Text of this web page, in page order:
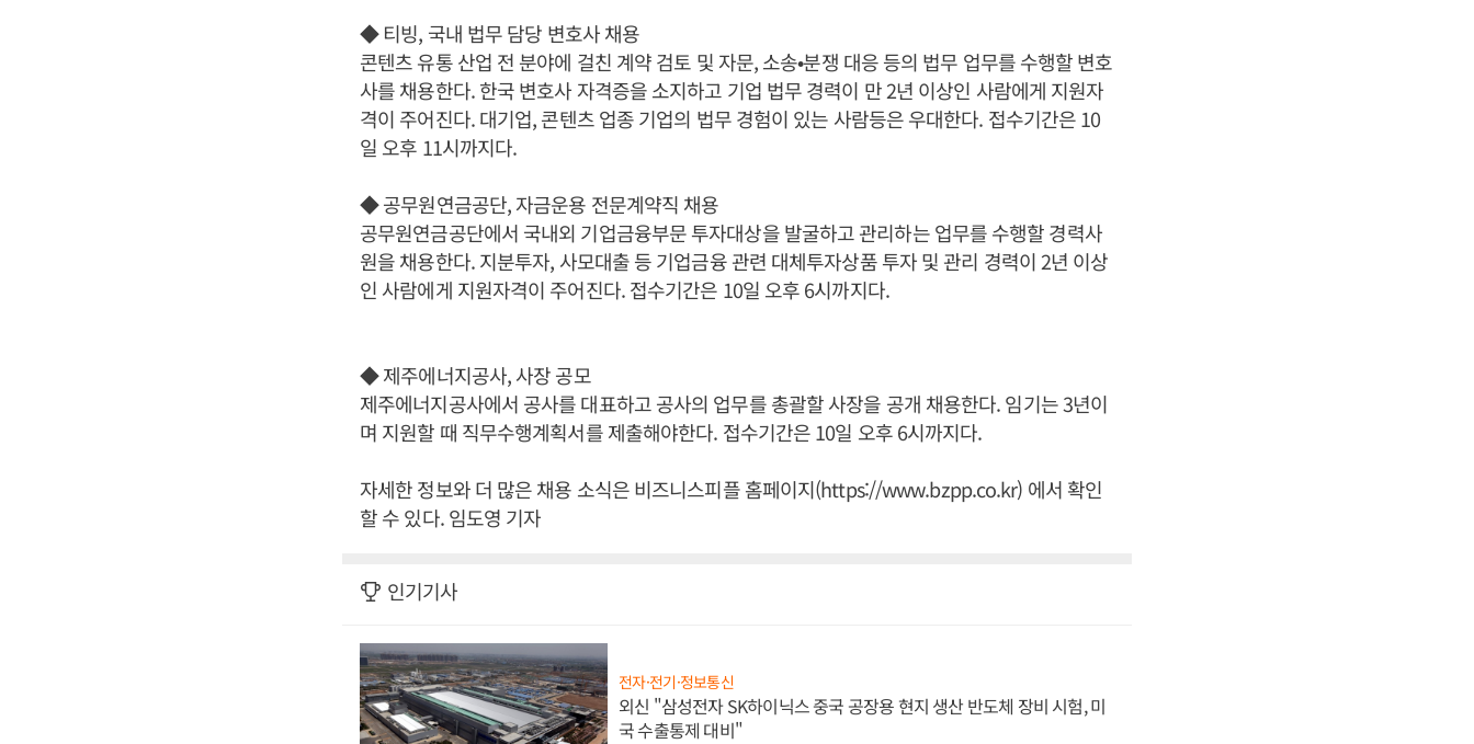
◆ 티빙, 국내 법무 담당 변호사 채용
콘텐츠 유통 산업 전 분야에 걸친 계약 검토 및 자문, 소송•분쟁 대응 등의 법무 업무를 수행할 변호
사를 채용한다. 한국 변호사 자격증을 소지하고 기업 법무 경력이 만 2년 이상인 사람에게 지원자
격이 주어진다. 대기업, 콘텐츠 업종 기업의 법무 경험이 있는 사람등은 우대한다. 접수기간은 10
일 오후 11시까지다.
◆ 공무원연금공단, 자금운용 전문계약직 채용
공무원연금공단에서 국내외 기업금융부문 투자대상을 발굴하고 관리하는 업무를 수행할 경력사
원을 채용한다. 지분투자, 사모대출 등 기업금융 관련 대체투자상품 투자 및 관리 경력이 2년 이상
인 사람에게 지원자격이 주어진다. 접수기간은 10일 오후 6시까지다.
◆ 제주에너지공사, 사장 공모
제주에너지공사에서 공사를 대표하고 공사의 업무를 총괄할 사장을 공개 채용한다. 임기는 3년이
며 지원할 때 직무수행계획서를 제출해야한다. 접수기간은 10일 오후 6시까지다.
자세한 정보와 더 많은 채용 소식은 비즈니스피플 홈페이지(https://www.bzpp.co.kr) 에서 확인
할 수 있다. 임도영 기자
인기기사
전자·전기·정보통신
외신 "삼성전자 SK하이닉스 중국 공장용 현지 생산 반도체 장비 시험, 미
국 수출통제 대비"